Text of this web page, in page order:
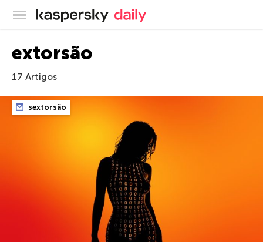
Blog oficial da Kaspersky
extorsão
17 Artigos
sextorsão